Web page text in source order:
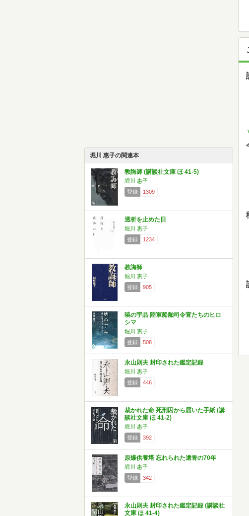
堀川 惠子の関連本
教誨師 (講談社文庫 ほ 41-5)
堀川 惠子
登録
1309
透析を止めた日
堀川 惠子
登録
1234
教誨師
堀川 惠子
登録
905
暁の宇品 陸軍船舶司令官たちのヒロ
シマ
堀川 惠子
登録
508
永山則夫 封印された鑑定記録
堀川 惠子
登録
446
裁かれた命 死刑囚から届いた手紙 (講
談社文庫 ほ 41-2)
堀川 惠子
登録
392
原爆供養塔 忘れられた遺骨の70年
堀川 惠子
登録
342
永山則夫 封印された鑑定記録 (講談社
文庫 ほ 41-4)